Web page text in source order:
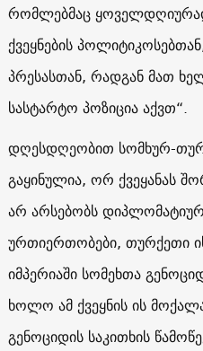
რომლებმაც
ქვეყნების
პრესასთან, რადგან მათ
სასტარტო პოზიცია აქვთ“.
დღესდღეობით სომხურ-
გაყინულია, ორ ქვეყანას
არ არსებობს
ურთიერთობები, თურქეთი
იმპერიაში სომეხთა
ხოლო ამ ქვეყნის ის
გენოციდის საკითხის